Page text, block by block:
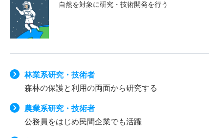
自然を対象に研究・技術開発を行う
林業系研究・技術者
森林の保護と利用の両面から研究する
農業系研究・技術者
公務員をはじめ民間企業でも活躍